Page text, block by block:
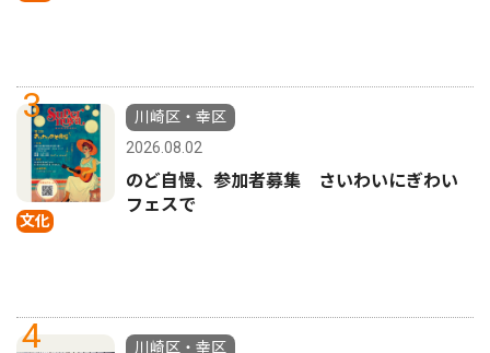
3
文化
川崎区・幸区
2026.08.02
のど自慢、参加者募集 さいわいにぎわい
フェスで
4
川崎区・幸区